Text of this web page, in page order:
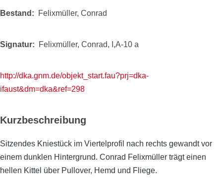
Bestand Felixmüller, Conrad
Signatur Felixmüller, Conrad, I,A-10 a
http://dka.gnm.de/objekt_start.fau?prj=dka-
ifaust&dm=dka&ref=298
Kurzbeschreibung
Sitzendes Kniestück im Viertelprofil nach rechts gewandt vor
einem dunklen Hintergrund. Conrad Felixmüller trägt einen
hellen Kittel über Pullover, Hemd und Fliege.